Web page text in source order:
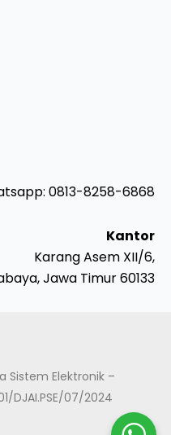
0813-8258-6868
Kantor
Karang Asem XII/6,
Jawa Timur 60133
Sistem Elektronik –
DJAI.PSE/07/2024